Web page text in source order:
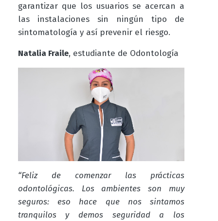
garantizar que los usuarios se acercan a
las instalaciones sin ningún tipo de
sintomatología y así prevenir el riesgo.
Natalia Fraile, estudiante de Odontología
“Feliz de comenzar las prácticas
odontológicas. Los ambientes son muy
seguros: eso hace que nos sintamos
tranquilos y demos seguridad a los